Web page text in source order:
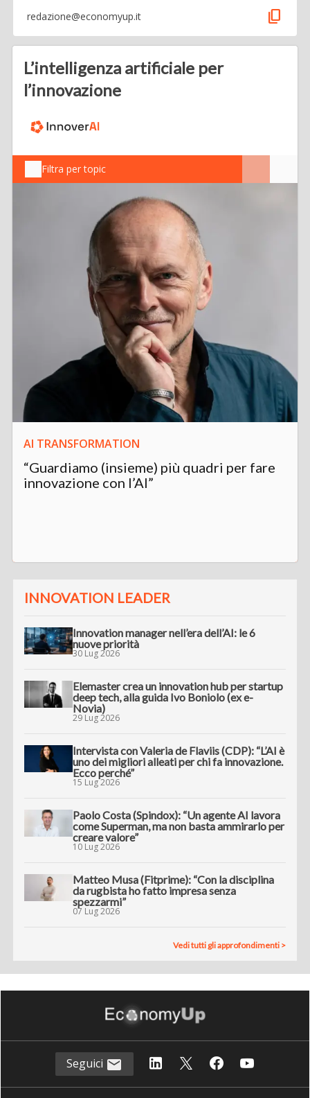
redazione@economyup.it content_copy
L’intelligenza artificiale per
l’innovazione
Filtra per topic
AI TRANSFORMATION
“Guardiamo (insieme) più quadri per fare
innovazione con l’AI”
INNOVATION LEADER
Innovation manager nell’era dell’AI: le 6
nuove priorità
30 Lug 2026
Elemaster crea un innovation hub per startup
deep tech, alla guida Ivo Boniolo (ex e-
Novia)
29 Lug 2026
Intervista con Valeria de Flaviis (CDP): “L’AI è
uno dei migliori alleati per chi fa innovazione.
Ecco perché”
15 Lug 2026
Paolo Costa (Spindox): “Un agente AI lavora
come Superman, ma non basta ammirarlo per
creare valore”
10 Lug 2026
Matteo Musa (Fitprime): “Con la disciplina
da rugbista ho fatto impresa senza
spezzarmi”
07 Lug 2026
Vedi tutti gli approfondimenti >
Seguici